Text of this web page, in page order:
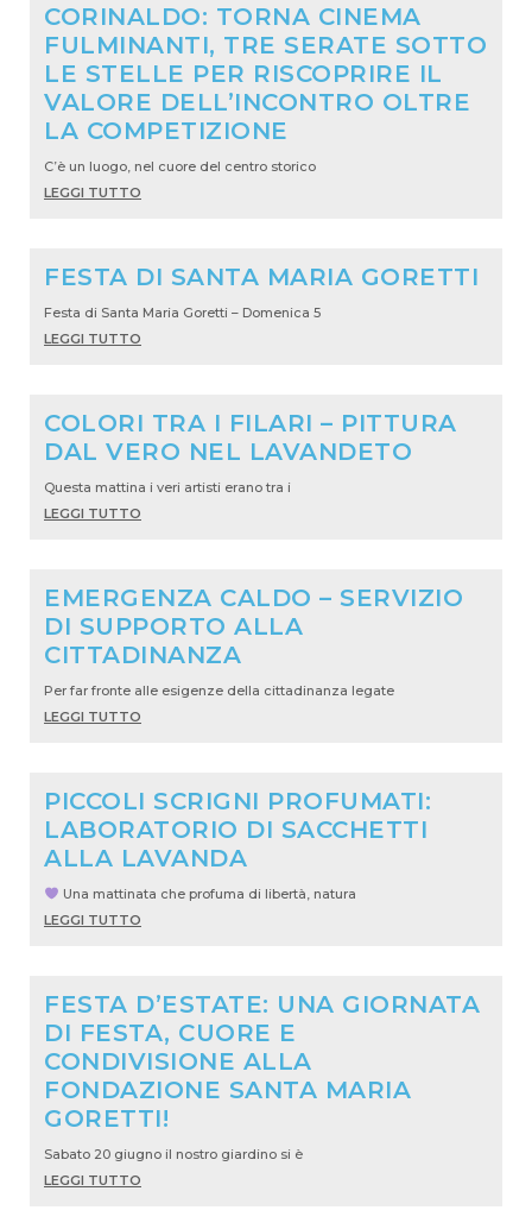
CORINALDO: TORNA CINEMA
FULMINANTI, TRE SERATE SOTTO
LE STELLE PER RISCOPRIRE IL
VALORE DELL’INCONTRO OLTRE
LA COMPETIZIONE
C’è un luogo, nel cuore del centro storico
LEGGI TUTTO
FESTA DI SANTA MARIA GORETTI
Festa di Santa Maria Goretti – Domenica 5
LEGGI TUTTO
COLORI TRA I FILARI – PITTURA
DAL VERO NEL LAVANDETO
Questa mattina i veri artisti erano tra i
LEGGI TUTTO
EMERGENZA CALDO – SERVIZIO
DI SUPPORTO ALLA
CITTADINANZA
Per far fronte alle esigenze della cittadinanza legate
LEGGI TUTTO
PICCOLI SCRIGNI PROFUMATI:
LABORATORIO DI SACCHETTI
ALLA LAVANDA
Una mattinata che profuma di libertà, natura
LEGGI TUTTO
FESTA D’ESTATE: UNA GIORNATA
DI FESTA, CUORE E
CONDIVISIONE ALLA
FONDAZIONE SANTA MARIA
GORETTI!
Sabato 20 giugno il nostro giardino si è
LEGGI TUTTO